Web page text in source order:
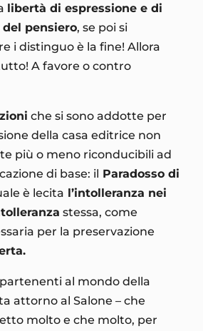
libertà di espressione e di
pensiero, se poi si
i distinguo è la fine! Allora
A favore o contro
che si sono addotte per
della casa editrice non
più o meno riconducibili ad
di base: il Paradosso di
è lecita l’intolleranza nei
stessa, come
per la preservazione
al mondo della
attorno al Salone – che
molto e che molto, per